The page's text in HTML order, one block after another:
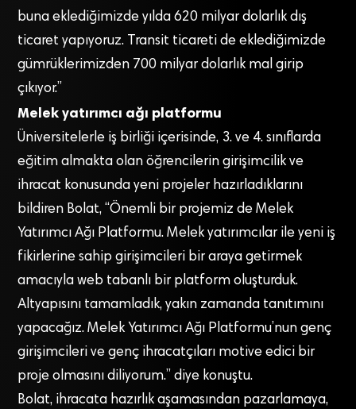
buna eklediğimizde yılda 620 milyar dolarlık dış
ticaret yapıyoruz. Transit ticareti de eklediğimizde
gümrüklerimizden 700 milyar dolarlık mal girip
çıkıyor.”
Melek yatırımcı ağı platformu
Üniversitelerle iş birliği içerisinde, 3. ve 4. sınıflarda
eğitim almakta olan öğrencilerin girişimcilik ve
ihracat konusunda yeni projeler hazırladıklarını
bildiren Bolat, “Önemli bir projemiz de Melek
Yatırımcı Ağı Platformu. Melek yatırımcılar ile yeni iş
fikirlerine sahip girişimcileri bir araya getirmek
amacıyla web tabanlı bir platform oluşturduk.
Altyapısını tamamladık, yakın zamanda tanıtımını
yapacağız. Melek Yatırımcı Ağı Platformu’nun genç
girişimcileri ve genç ihracatçıları motive edici bir
proje olmasını diliyorum.” diye konuştu.
Bolat, ihracata hazırlık aşamasından pazarlamaya,